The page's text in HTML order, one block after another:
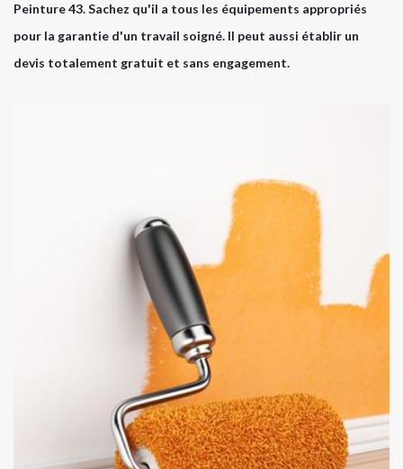
Peinture 43. Sachez qu'il a tous les équipements appropriés
pour la garantie d'un travail soigné. Il peut aussi établir un
devis totalement gratuit et sans engagement.